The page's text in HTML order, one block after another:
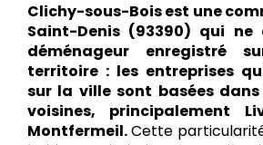
Clichy-sous-Bois est une
Saint-Denis (93390) qui ne
déménageur enregistré
territoire : les entreprises
sur la ville sont basées
voisines, principalement
Montfermeil.Cette